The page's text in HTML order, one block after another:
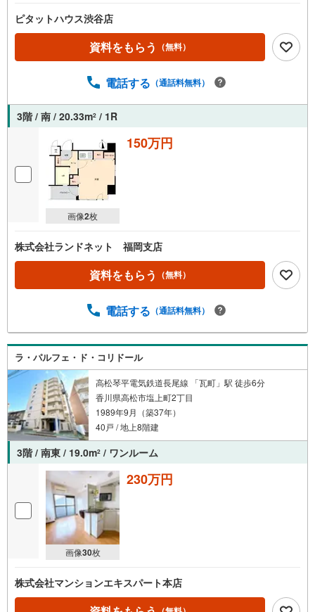
ピタットハウス渋谷店
資料をもらう （無料）
電話する （通話料無料）
3階 / 南 / 20.33m2 / 1R
画像2枚
150万円
株式会社ランドネット 福岡支店
資料をもらう （無料）
電話する （通話料無料）
ラ・パルフェ・ド・コリドール
高松琴平電気鉄道長尾線 「瓦町」駅 徒歩6分
香川県高松市塩上町2丁目
1989年9月（築37年）
40戸 / 地上8階建
3階 / 南東 / 19.0m2 / ワンルーム
画像30枚
230万円
株式会社マンションエキスパート本店